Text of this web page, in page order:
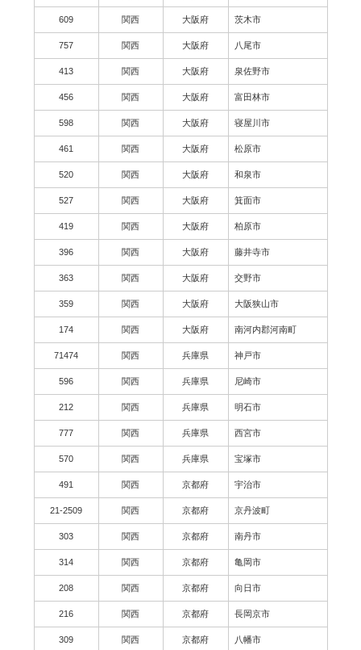
609 関西 大阪府 茨木市
757 関西 大阪府 八尾市
413 関西 大阪府 泉佐野市
456 関西 大阪府 富田林市
598 関西 大阪府 寝屋川市
461 関西 大阪府 松原市
520 関西 大阪府 和泉市
527 関西 大阪府 箕面市
419 関西 大阪府 柏原市
396 関西 大阪府 藤井寺市
363 関西 大阪府 交野市
359 関西 大阪府 大阪狭山市
174 関西 大阪府 南河内郡河南町
71474 関西 兵庫県 神戸市
596 関西 兵庫県 尼崎市
212 関西 兵庫県 明石市
777 関西 兵庫県 西宮市
570 関西 兵庫県 宝塚市
491 関西 京都府 宇治市
21-2509 関西 京都府 京丹波町
303 関西 京都府 南丹市
314 関西 京都府 亀岡市
208 関西 京都府 向日市
216 関西 京都府 長岡京市
309 関西 京都府 八幡市